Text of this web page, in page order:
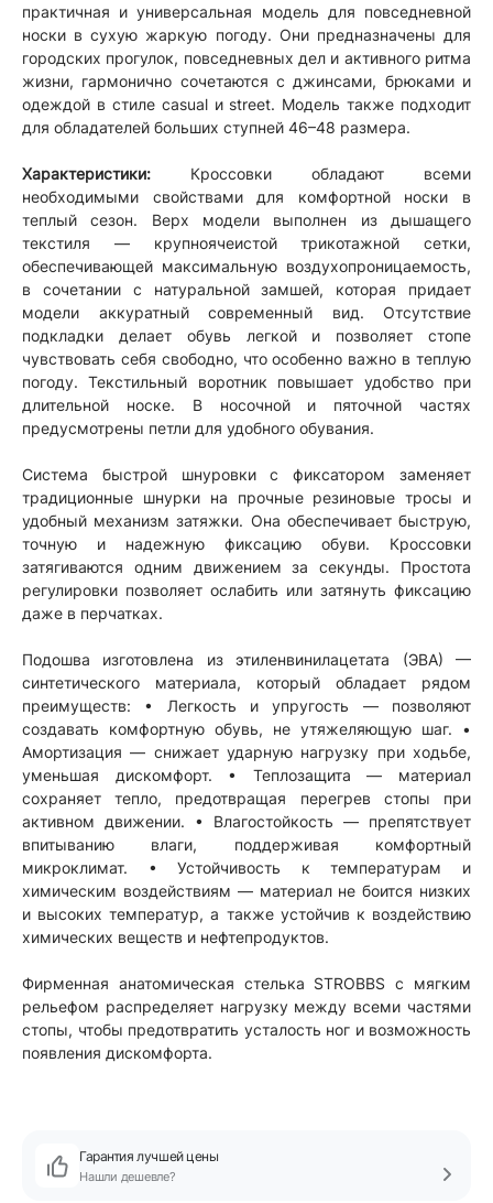
практичная и универсальная модель для повседневной
носки в сухую жаркую погоду. Они предназначены для
городских прогулок, повседневных дел и активного ритма
жизни, гармонично сочетаются с джинсами, брюками и
одеждой в стиле casual и street. Модель также подходит
для обладателей больших ступней 46–48 размера.
Характеристики: Кроссовки обладают всеми
необходимыми свойствами для комфортной носки в
теплый сезон. Верх модели выполнен из дышащего
текстиля — крупноячеистой трикотажной сетки,
обеспечивающей максимальную воздухопроницаемость,
в сочетании с натуральной замшей, которая придает
модели аккуратный современный вид. Отсутствие
подкладки делает обувь легкой и позволяет стопе
чувствовать себя свободно, что особенно важно в теплую
погоду. Текстильный воротник повышает удобство при
длительной носке. В носочной и пяточной частях
предусмотрены петли для удобного обувания.
Система быстрой шнуровки с фиксатором заменяет
традиционные шнурки на прочные резиновые тросы и
удобный механизм затяжки. Она обеспечивает быструю,
точную и надежную фиксацию обуви. Кроссовки
затягиваются одним движением за секунды. Простота
регулировки позволяет ослабить или затянуть фиксацию
даже в перчатках.
Подошва изготовлена из этиленвинилацетата (ЭВА) —
синтетического материала, который обладает рядом
преимуществ: • Легкость и упругость — позволяют
создавать комфортную обувь, не утяжеляющую шаг. •
Амортизация — снижает ударную нагрузку при ходьбе,
уменьшая дискомфорт. • Теплозащита — материал
сохраняет тепло, предотвращая перегрев стопы при
активном движении. • Влагостойкость — препятствует
впитыванию влаги, поддерживая комфортный
микроклимат. • Устойчивость к температурам и
химическим воздействиям — материал не боится низких
и высоких температур, а также устойчив к воздействию
химических веществ и нефтепродуктов.
Фирменная анатомическая стелька STROBBS с мягким
рельефом распределяет нагрузку между всеми частями
стопы, чтобы предотвратить усталость ног и возможность
появления дискомфорта.
Гарантия лучшей цены
Нашли дешевле?